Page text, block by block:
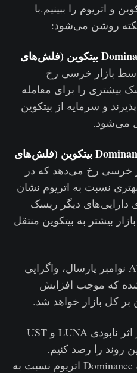
و اتریوم را ببینیم.با
نکته روشن می‌شود:
واگرایی در حال کاهش Dominance بیتکوین (فلش‌های
بازار خرسی رخ
بیشتری را برای معامله
و سرمایه از بیتکوین
می‌شود.
واگرایی در حال افزایش Dominance بیتکوین (فلش‌های
خرسی رخ می‌دهد که در
نسبت به اتریوم نشان
دارایی‌های دیگر ریسک
بیشتر به بیتکوین منتقل
در شرایط فعلی، بعد از ATH نوامبر پارسال، واگرایی
که موجب افزایش
باتوجه‌به دیدگاه منفی که در اثر نابودی LUNA و UST
روند را رصد کنیم.
همچنین باید توجه داشت که Dominance اتریوم نسبت به